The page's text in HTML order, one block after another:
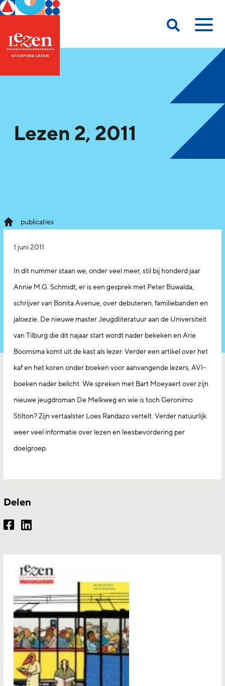
Lezen 2, 2011
publicaties
1 juni 2011
In dit nummer staan we, onder veel meer, stil bij honderd jaar
Annie M.G. Schmidt, er is een gesprek met Peter Buwalda,
schrijver van Bonita Avenue, over debuteren, familiebanden en
jaloezie. De nieuwe master Jeugdliteratuur aan de Universiteit
van Tilburg die dit najaar start wordt nader bekeken en Arie
Boomsma komt uit de kast als lezer. Verder een artikel over het
kaf en het koren onder boeken voor aanvangende lezers, AVI-
boeken nader belicht. We spreken met Bart Moeyaert over zijn
nieuwe jeugdroman De Melkweg en wie is toch Geronimo
Stilton? Zijn vertaalster Loes Randazo vertelt. Verder natuurlijk
weer veel informatie over lezen en leesbevordering per
doelgroep.
Delen